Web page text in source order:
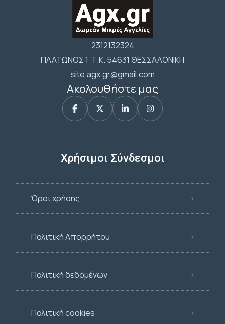
2312132324
ΠΛΑΤΩΝΟΣ 1 Τ.Κ. 54631 ΘΕΣΣΑΛΟΝΙΚΗ
site.agx.gr@gmail.com
Ακολουθήστε μας
Χρήσιμοι Σύνδεσμοι
Όροι χρήσης
Πολιτική Απορρήτου
Πολιτική δεδομένων
Πολιτική cookies